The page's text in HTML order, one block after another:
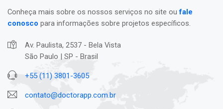
Conheça mais sobre os nossos serviços no site oufale
conosco para informações sobre projetos específicos.
Av. Paulista, 2537 - Bela Vista
São Paulo | SP - Brasil
+55 (11) 3801-3605
contato@doctorapp.com.br